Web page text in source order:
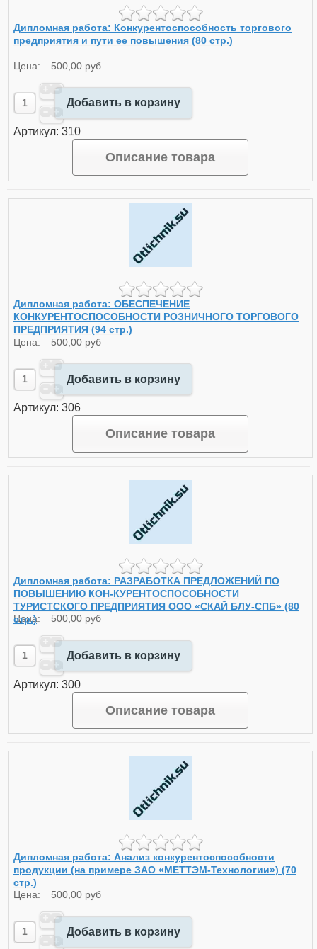
Дипломная работа: Конкурентоспособность торгового
предприятия и пути ее повышения (80 стр.)
Цена: 500,00 руб
Добавить в корзину
Артикул: 310
Описание товара
Дипломная работа: ОБЕСПЕЧЕНИЕ
КОНКУРЕНТОСПОСОБНОСТИ РОЗНИЧНОГО ТОРГОВОГО
ПРЕДПРИЯТИЯ (94 стр.)
Цена: 500,00 руб
Добавить в корзину
Артикул: 306
Описание товара
Дипломная работа: РАЗРАБОТКА ПРЕДЛОЖЕНИЙ ПО
ПОВЫШЕНИЮ КОН-КУРЕНТОСПОСОБНОСТИ
ТУРИСТСКОГО ПРЕДПРИЯТИЯ ООО «СКАЙ БЛУ-СПБ» (80
стр.)
Цена: 500,00 руб
Добавить в корзину
Артикул: 300
Описание товара
Дипломная работа: Анализ конкурентоспособности
продукции (на примере ЗАО «МЕТТЭМ-Технологии») (70
стр.)
Цена: 500,00 руб
Добавить в корзину